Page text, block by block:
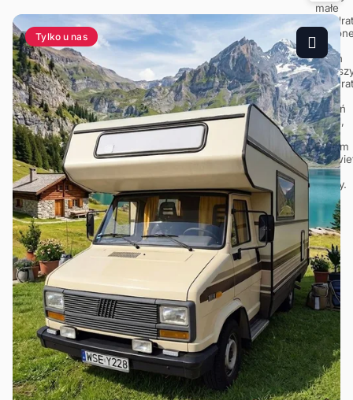
Tylko u nas